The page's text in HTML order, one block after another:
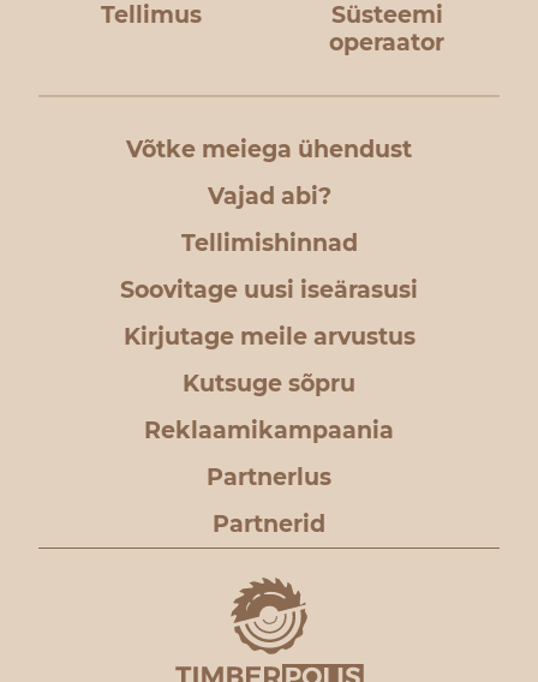
Tellimus
Süsteemi
operaator
Võtke meiega ühendust
Vajad abi?
Tellimishinnad
Soovitage uusi iseärasusi
Kirjutage meile arvustus
Kutsuge sõpru
Reklaamikampaania
Partnerlus
Partnerid